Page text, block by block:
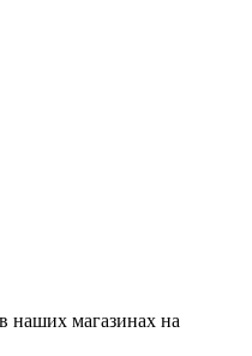
наших магазинах на